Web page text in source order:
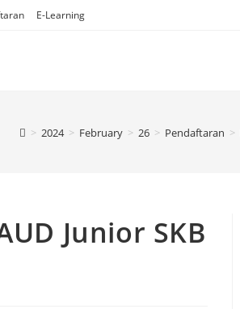
E-Learning
> 2024 > February > 26 > Pendaftaran >
Junior SKB